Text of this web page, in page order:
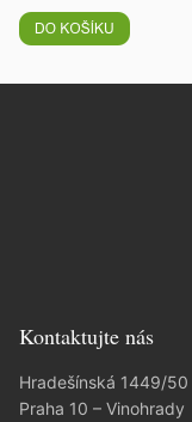
Kontaktujte nás
Hradešínská 1449/50
Praha 10 – Vinohrady